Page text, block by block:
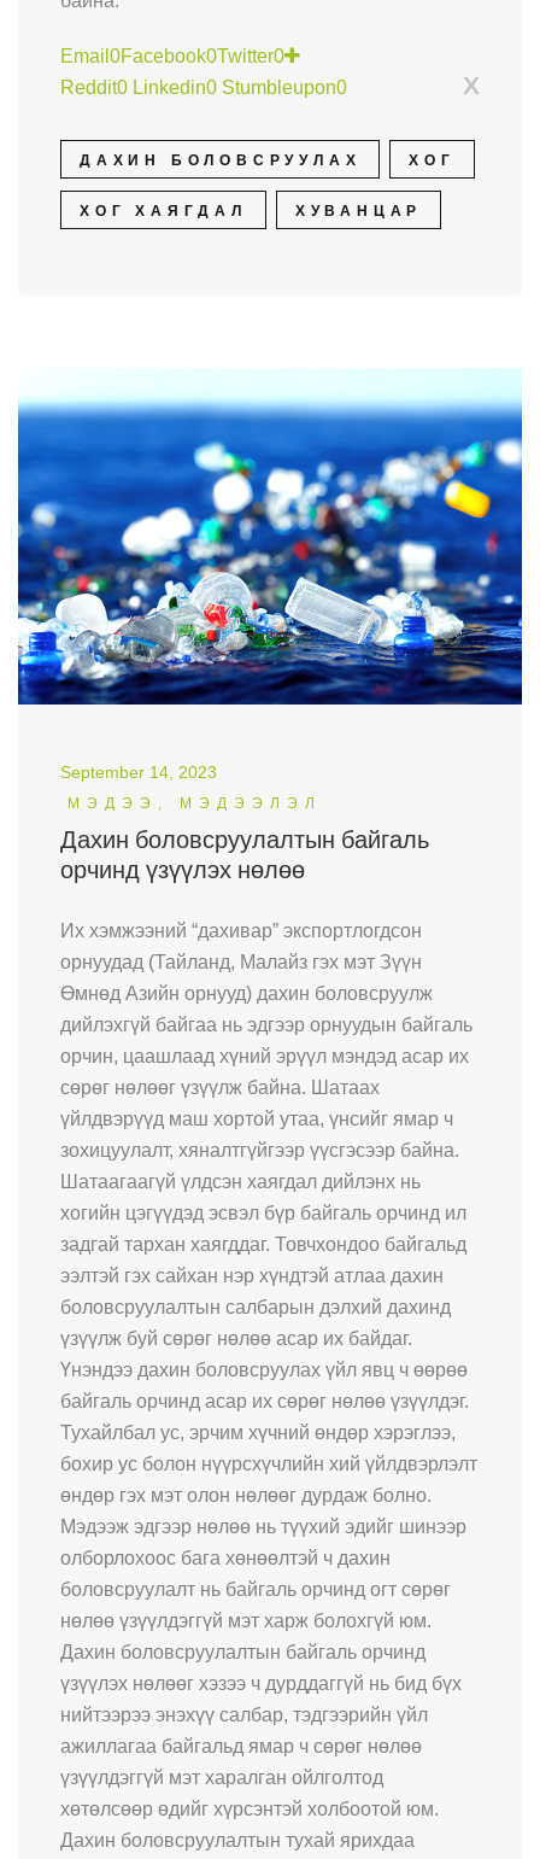
Email 0Facebook0Twitter0
X
Reddit0 Linkedin0 Stumbleupon0
ДАХИН БОЛОВСРУУЛАХ ХОГ
ХОГ ХАЯГДАЛ ХУВАНЦАР
September 14, 2023
МЭДЭЭ, МЭДЭЭЛЭЛ
Дахин боловсруулалтын байгаль
орчинд үзүүлэх нөлөө
Их хэмжээний “дахивар” экспортлогдсон
орнуудад (Тайланд, Малайз гэх мэт Зүүн
Өмнөд Азийн орнууд) дахин боловсруулж
дийлэхгүй байгаа нь эдгээр орнуудын байгаль
орчин, цаашлаад хүний эрүүл мэндэд асар их
сөрөг нөлөөг үзүүлж байна. Шатаах
үйлдвэрүүд маш хортой утаа, үнсийг ямар ч
зохицуулалт, хяналтгүйгээр үүсгэсээр байна.
Шатаагаагүй үлдсэн хаягдал дийлэнх нь
хогийн цэгүүдэд эсвэл бүр байгаль орчинд ил
задгай тархан хаягддаг. Товчхондоо байгальд
ээлтэй гэх сайхан нэр хүндтэй атлаа дахин
боловсруулалтын салбарын дэлхий дахинд
үзүүлж буй сөрөг нөлөө асар их байдаг.
Үнэндээ дахин боловсруулах үйл явц ч өөрөө
байгаль орчинд асар их сөрөг нөлөө үзүүлдэг.
Тухайлбал ус, эрчим хүчний өндөр хэрэглээ,
бохир ус болон нүүрсхүчлийн хий үйлдвэрлэлт
өндөр гэх мэт олон нөлөөг дурдаж болно.
Мэдээж эдгээр нөлөө нь түүхий эдийг шинээр
олборлохоос бага хөнөөлтэй ч дахин
боловсруулалт нь байгаль орчинд огт сөрөг
нөлөө үзүүлдэггүй мэт харж болохгүй юм.
Дахин боловсруулалтын байгаль орчинд
үзүүлэх нөлөөг хэзээ ч дурддаггүй нь бид бүх
нийтээрээ энэхүү салбар, тэдгээрийн үйл
ажиллагаа байгальд ямар ч сөрөг нөлөө
үзүүлдэггүй мэт харалган ойлголтод
хөтөлсөөр өдийг хүрсэнтэй холбоотой юм.
Дахин боловсруулалтын тухай ярихдаа